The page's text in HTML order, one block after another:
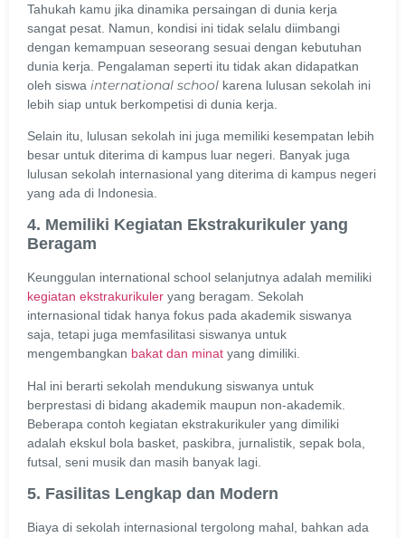
Tahukah kamu jika dinamika persaingan di dunia kerja
sangat pesat. Namun, kondisi ini tidak selalu diimbangi
dengan kemampuan seseorang sesuai dengan kebutuhan
dunia kerja. Pengalaman seperti itu tidak akan didapatkan
oleh siswa international school karena lulusan sekolah ini
lebih siap untuk berkompetisi di dunia kerja.
Selain itu, lulusan sekolah ini juga memiliki kesempatan lebih
besar untuk diterima di kampus luar negeri. Banyak juga
lulusan sekolah internasional yang diterima di kampus negeri
yang ada di Indonesia.
4. Memiliki Kegiatan Ekstrakurikuler yang
Beragam
Keunggulan international school selanjutnya adalah memiliki
kegiatan ekstrakurikuler yang beragam. Sekolah
internasional tidak hanya fokus pada akademik siswanya
saja, tetapi juga memfasilitasi siswanya untuk
mengembangkan bakat dan minat yang dimiliki.
Hal ini berarti sekolah mendukung siswanya untuk
berprestasi di bidang akademik maupun non-akademik.
Beberapa contoh kegiatan ekstrakurikuler yang dimiliki
adalah ekskul bola basket, paskibra, jurnalistik, sepak bola,
futsal, seni musik dan masih banyak lagi.
5. Fasilitas Lengkap dan Modern
Biaya di sekolah internasional tergolong mahal, bahkan ada